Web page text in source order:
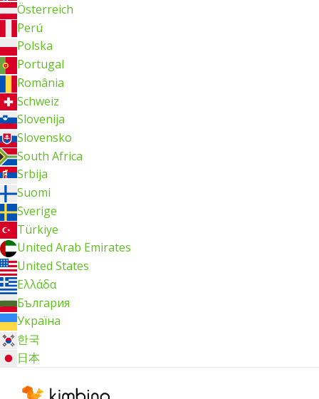
Österreich
Perú
Polska
Portugal
România
Schweiz
Slovenija
Slovensko
South Africa
Srbija
Suomi
Sverige
Türkiye
United Arab Emirates
United States
Ελλάδα
България
Україна
한국
日本